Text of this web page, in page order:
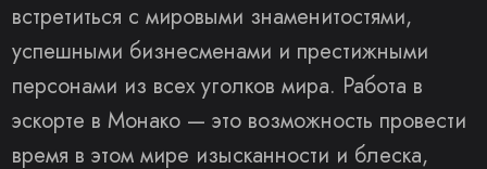
встретиться с мировыми знаменитостями,
успешными бизнесменами и престижными
персонами из всех уголков мира. Работа в
эскорте в Монако — это возможность провести
время в этом мире изысканности и блеска,